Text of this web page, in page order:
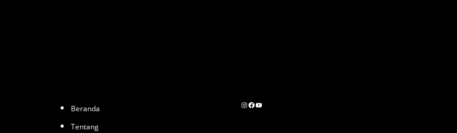
Beranda
Tentang